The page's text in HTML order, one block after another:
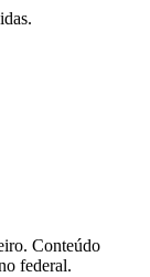
Conteúdo
federal.